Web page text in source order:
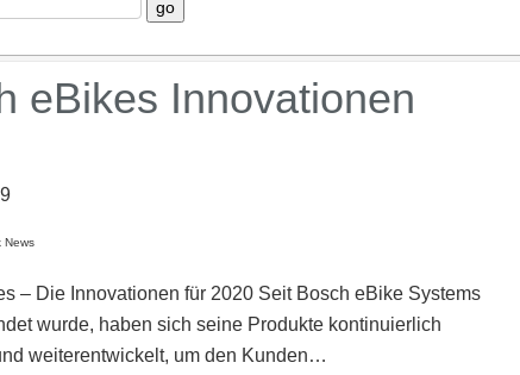
eBikes Innovationen
News
– Die Innovationen für 2020 Seit Bosch eBike Systems
wurde, haben sich seine Produkte kontinuierlich
weiterentwickelt, um den Kunden…